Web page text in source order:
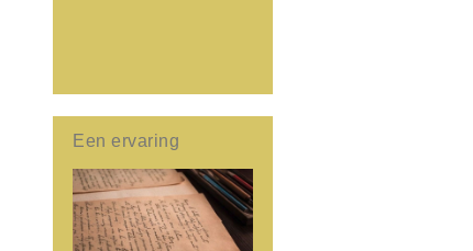
Een ervaring